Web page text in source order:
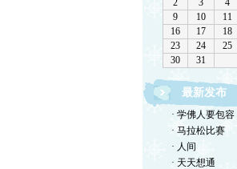
最新发布
· 学佛人要包容
· 马拉松比赛
· 人间
· 天天想通